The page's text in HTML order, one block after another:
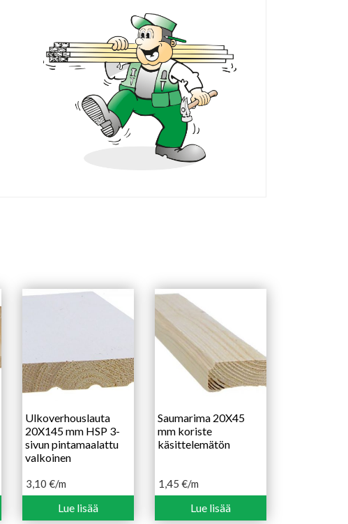
Ulkoverhouslauta
20X145 mm HSP 3-
sivun pintamaalattu
valkoinen
3,10 €/m
Lue lisää
Saumarima 20X45
mm koriste
käsittelemätön
1,45 €/m
Lue lisää